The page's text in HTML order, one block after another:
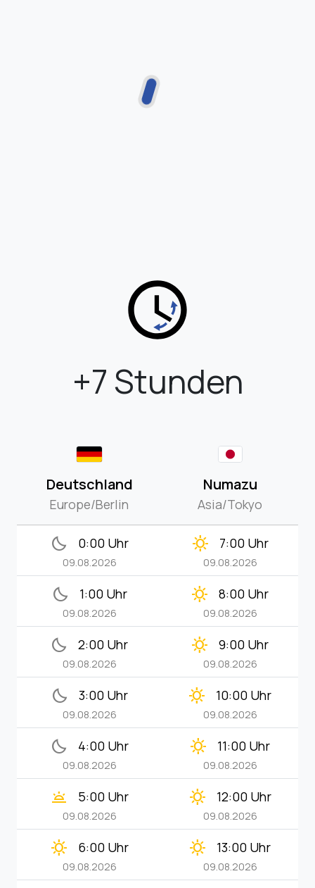
+7 Stunden
Deutschland
Europe/Berlin
Numazu
Asia/Tokyo
bedtime 0:00 Uhr
09.08.2026
clear_day 7:00 Uhr
09.08.2026
bedtime 1:00 Uhr
09.08.2026
clear_day 8:00 Uhr
09.08.2026
bedtime 2:00 Uhr
09.08.2026
clear_day 9:00 Uhr
09.08.2026
bedtime 3:00 Uhr
09.08.2026
clear_day 10:00 Uhr
09.08.2026
bedtime 4:00 Uhr
09.08.2026
clear_day 11:00 Uhr
09.08.2026
wb_twilight 5:00 Uhr
09.08.2026
clear_day 12:00 Uhr
09.08.2026
clear_day 6:00 Uhr
09.08.2026
clear_day 13:00 Uhr
09.08.2026